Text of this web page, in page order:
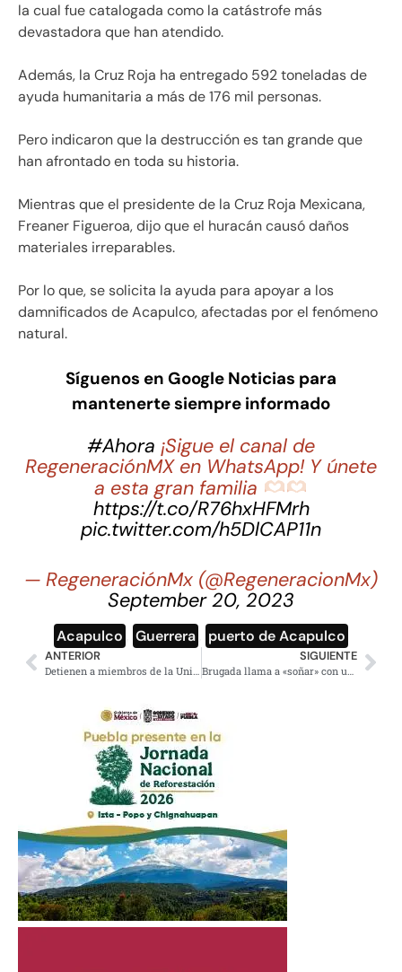
la cual fue catalogada como la catástrofe más
devastadora que han atendido.
Además, la Cruz Roja ha entregado 592 toneladas de
ayuda humanitaria a más de 176 mil personas.
Pero indicaron que la destrucción es tan grande que
han afrontado en toda su historia.
Mientras que el presidente de la Cruz Roja Mexicana,
Freaner Figueroa, dijo que el huracán causó daños
materiales irreparables.
Por lo que, se solicita la ayuda para apoyar a los
damnificados de Acapulco, afectadas por el fenómeno
natural.
Síguenos en Google Noticias para
mantenerte siempre informado
#Ahora ¡Sigue el canal de
RegeneraciónMX en WhatsApp! Y únete
a esta gran familia
https://t.co/R76hxHFMrh
pic.twitter.com/h5DlCAP11n
— RegeneraciónMx (@RegeneracionMx)
September 20, 2023
Acapulco Guerrera puerto de Acapulco
ANTERIOR SIGUIENTE